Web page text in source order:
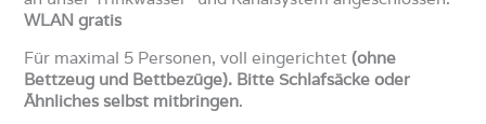
WLAN gratis
Für maximal 5 Personen, voll eingerichtet(ohne
Bettzeug und Bettbezüge). Bitte Schlafsäcke oder
Ähnliches selbst mitbringen.